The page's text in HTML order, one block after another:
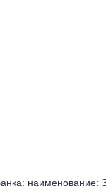
банка: